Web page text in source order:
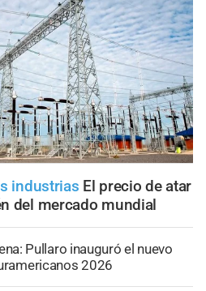
industrias El precio de atar
del mercado mundial
Pullaro inauguró el nuevo
2026